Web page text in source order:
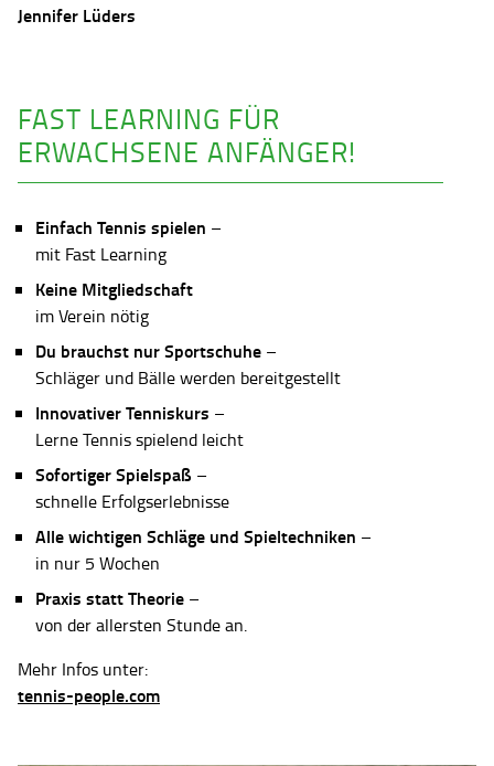
Jennifer Lüders
FAST LEARNING FÜR
ERWACHSENE ANFÄNGER!
Einfach Tennis spielen –
mit Fast Learning
Keine Mitgliedschaft
im Verein nötig
Du brauchst nur Sportschuhe –
Schläger und Bälle werden bereitgestellt
Innovativer Tenniskurs –
Lerne Tennis spielend leicht
Sofortiger Spielspaß –
schnelle Erfolgserlebnisse
Alle wichtigen Schläge und Spieltechniken –
in nur 5 Wochen
Praxis statt Theorie –
von der allersten Stunde an.
Mehr Infos unter:
tennis-people.com